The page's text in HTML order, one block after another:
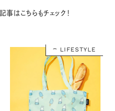
購入はこちら
購入はこちら
事はこちらもチェック！
LIFESTYLE